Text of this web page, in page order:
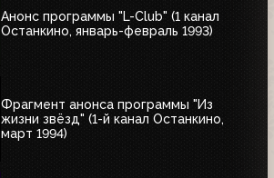
Анонс программы "L-Club" (1 канал
Останкино, январь-февраль 1993)
Фрагмент анонса программы "Из
жизни звёзд" (1-й канал Останкино,
март 1994)